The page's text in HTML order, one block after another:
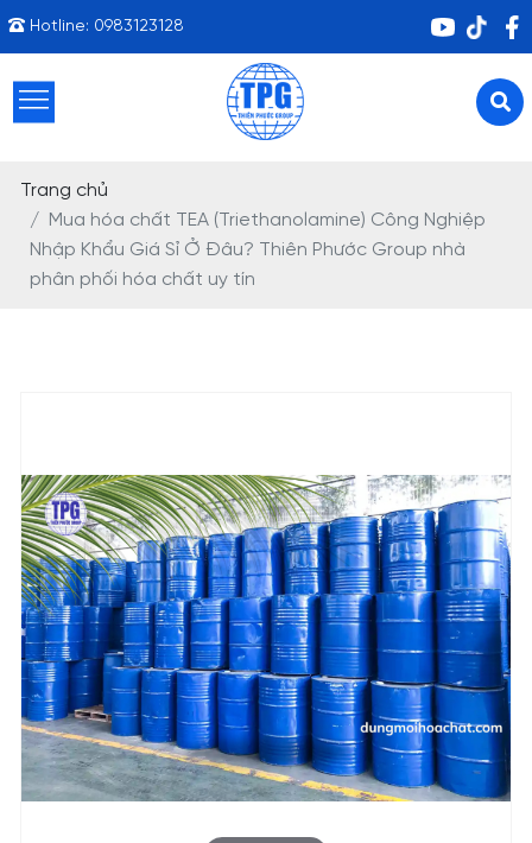
Hotline: 0983123128
Trang chủ
Mua hóa chất TEA (Triethanolamine) Công Nghiệp
Nhập Khẩu Giá Sỉ Ở Đâu? Thiên Phước Group nhà
phân phối hóa chất uy tín